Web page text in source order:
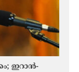
ഇറാൻ-